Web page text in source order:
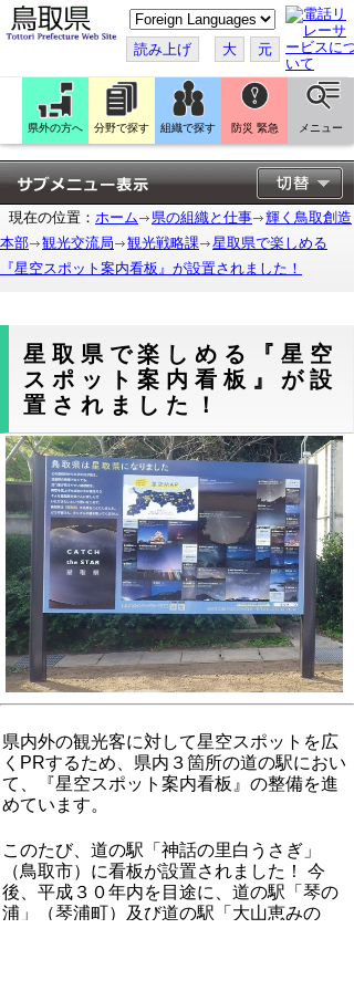
こ
の
ペ
ー
ジ
翻
訳
す
る
読み上げ 大 元
県外の方へ 分野で探す 組織で探す 防災 緊急 メニュー
現在の位置： ホーム 県の組織と仕事
輝く鳥取創造
本部
観光交流局 観光戦略課
星取県で楽しめる
『星空スポット案内看板』が設置されました！
星取県で楽しめる『星空
スポット案内看板』が設
置されました！
県内外の観光客に対して星空スポットを広
くPRするため、県内３箇所の道の駅におい
て、『星空スポット案内看板』の整備を進
めています。
このたび、道の駅「神話の里白うさぎ」
（鳥取市）に看板が設置されました！ 今
後、平成３０年内を目途に、道の駅「琴の
浦」（琴浦町）及び道の駅「大山恵みの